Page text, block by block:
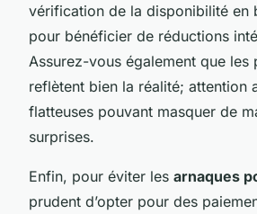
vérification de la disponibilité en
pour bénéficier de réductions
Assurez-vous également que les
reflètent bien la réalité; attention
flatteuses pouvant masquer de
surprises.
Enfin, pour éviter les arnaques
prudent d’opter pour des